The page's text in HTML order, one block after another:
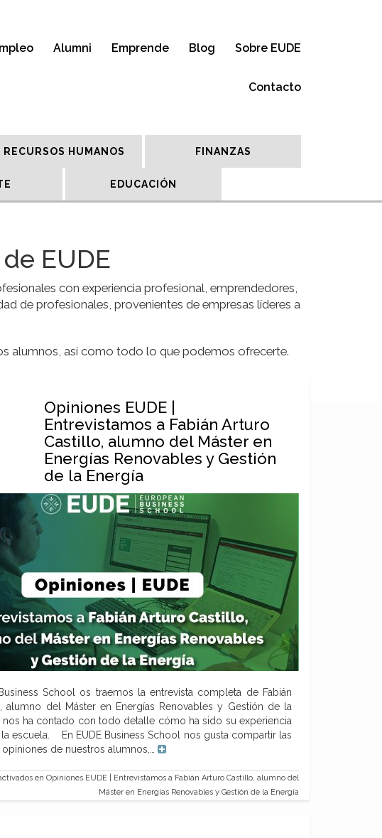
Alumni Emprende Blog Sobre EUDE
Contacto
RECURSOS HUMANOS FINANZAS
EDUCACIÓN
EUDE
con experiencia profesional, emprendedores,
de profesionales, provenientes de empresas líderes a
alumnos, así como todo lo que podemos ofrecerte.
Opiniones EUDE |
Entrevistamos a Fabián Arturo
Castillo, alumno del Máster en
Energías Renovables y Gestión
de la Energía
School os traemos la entrevista completa de Fabián
alumno del Máster en Energías Renovables y Gestión de la
nos ha contado con todo detalle cómo ha sido su experiencia
escuela. En EUDE Business School nos gusta compartir las
de nuestros alumnos,…
en Opiniones EUDE | Entrevistamos a Fabián Arturo Castillo, alumno del
Máster en Energías Renovables y Gestión de la Energía